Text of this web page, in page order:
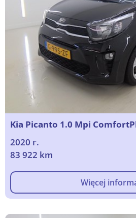
Kia Picanto 1.0 Mpi
2020 г.
83 922 km
Więcej